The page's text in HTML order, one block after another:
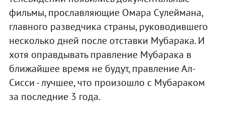
фильмы, прославляющие Омара Сулеймана,
главного разведчика страны, руководившего
несколько дней после отставки Мубарака. И
хотя оправдывать правление Мубарака в
ближайшее время не будут, правление Ал-
Сисси - лучшее, что произошло с Мубараком
за последние 3 года.